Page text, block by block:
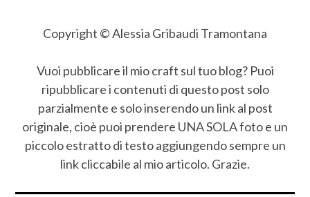
Copyright © Alessia Gribaudi Tramontana
Vuoi pubblicare il mio craft sul tuo blog? Puoi
ripubblicare i contenuti di questo post solo
parzialmente e solo inserendo un link al post
originale, cioè puoi prendere UNA SOLA foto e un
piccolo estratto di testo aggiungendo sempre un
link cliccabile al mio articolo. Grazie.